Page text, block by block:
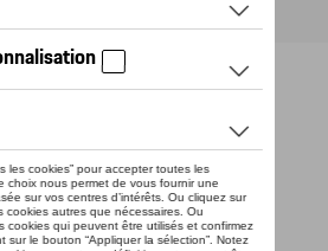
Bouteilles thermos > Détail